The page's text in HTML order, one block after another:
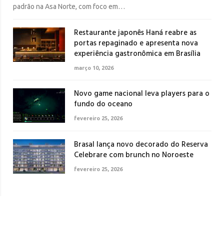
padrão na Asa Norte, com foco em…
Restaurante japonês Haná reabre as
portas repaginado e apresenta nova
experiência gastronômica em Brasília
março 10, 2026
Novo game nacional leva players para o
fundo do oceano
fevereiro 25, 2026
Brasal lança novo decorado do Reserva
Celebrare com brunch no Noroeste
fevereiro 25, 2026